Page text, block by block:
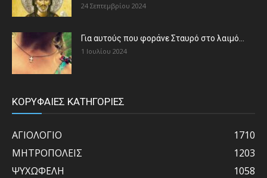
24 Σεπτεμβρίου 2024
Για αυτούς που φοράνε Σταυρό στο λαιμό…
1 Ιουλίου 2024
ΚΟΡΥΦΑΙΕΣ ΚΑΤΗΓΟΡΙΕΣ
ΑΓΙΟΛΟΓΙΟ
1710
ΜΗΤΡΟΠΟΛΕΙΣ
1203
ΨΥΧΩΦΕΛΗ
1058